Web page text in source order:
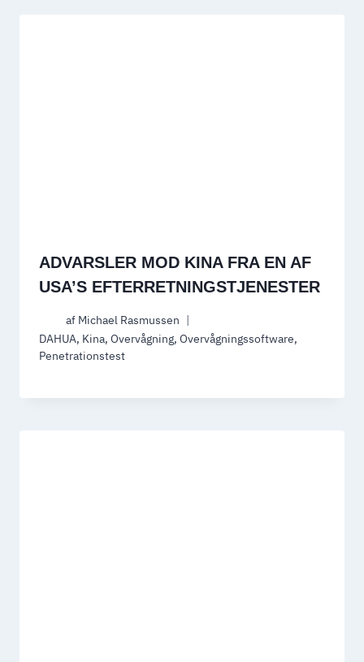
ADVARSLER MOD KINA FRA EN AF
USA’S EFTERRETNINGSTJENESTER
af Michael Rasmussen
DAHUA, Kina, Overvågning, Overvågningssoftware,
Penetrationstest